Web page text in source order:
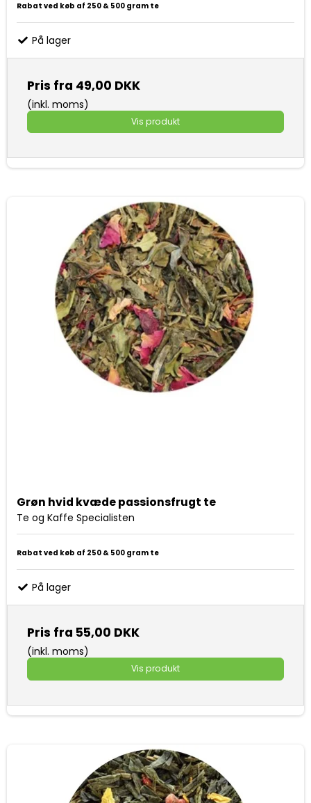
Rabat ved køb af 250 & 500 gram te
På lager
Pris fra 49,00 DKK
(inkl. moms)
Vis produkt
Grøn hvid kvæde passionsfrugt te
Te og Kaffe Specialisten
Rabat ved køb af 250 & 500 gram te
På lager
Pris fra 55,00 DKK
(inkl. moms)
Vis produkt